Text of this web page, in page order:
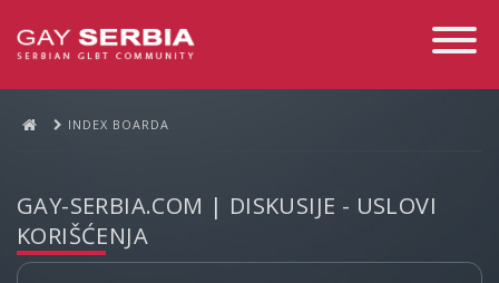
Toggle
INDEX BOARDA
GAY-SERBIA.COM | DISKUSIJE - USLOVI
KORIŠĆENJA